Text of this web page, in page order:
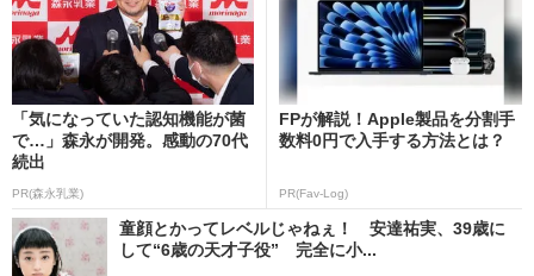
「気になっていた認知機能が菌
で…」森永が開発。感動の70代
続出
PR(森永乳業)
FPが解説！Apple製品を分割手
数料0円で入手する方法とは？
PR(Fav-Log)
童顔とかってレベルじゃねぇ！ 安達祐実、39歳に
して“6歳の天才子役” 完全に小...